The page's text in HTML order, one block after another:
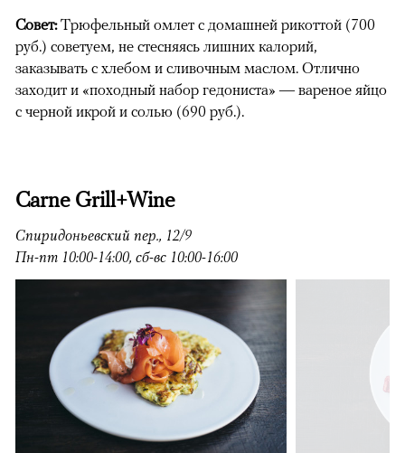
Совет:Трюфельный омлет с домашней рикоттой (700
руб.) советуем, не стесняясь лишних калорий,
заказывать с хлебом и сливочным маслом. Отлично
заходит и «походный набор гедониста» — вареное яйцо
с черной икрой и солью (690 руб.).
Carne Grill+Wine
Спиридоньевский пер., 12/9
Пн-пт 10:00-14:00, сб-вс 10:00-16:00